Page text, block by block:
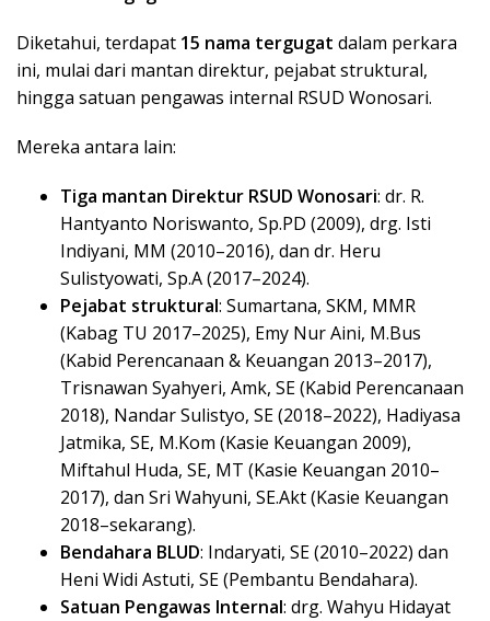
Diketahui, terdapat 15 nama tergugat dalam perkara
ini, mulai dari mantan direktur, pejabat struktural,
hingga satuan pengawas internal RSUD Wonosari.
Mereka antara lain:
Tiga mantan Direktur RSUD Wonosari: dr. R.
Hantyanto Noriswanto, Sp.PD (2009), drg. Isti
Indiyani, MM (2010–2016), dan dr. Heru
Sulistyowati, Sp.A (2017–2024).
Pejabat struktural: Sumartana, SKM, MMR
(Kabag TU 2017–2025), Emy Nur Aini, M.Bus
(Kabid Perencanaan & Keuangan 2013–2017),
Trisnawan Syahyeri, Amk, SE (Kabid Perencanaan
2018), Nandar Sulistyo, SE (2018–2022), Hadiyasa
Jatmika, SE, M.Kom (Kasie Keuangan 2009),
Miftahul Huda, SE, MT (Kasie Keuangan 2010–
2017), dan Sri Wahyuni, SE.Akt (Kasie Keuangan
2018–sekarang).
Bendahara BLUD: Indaryati, SE (2010–2022) dan
Heni Widi Astuti, SE (Pembantu Bendahara).
Satuan Pengawas Internal: drg. Wahyu Hidayat